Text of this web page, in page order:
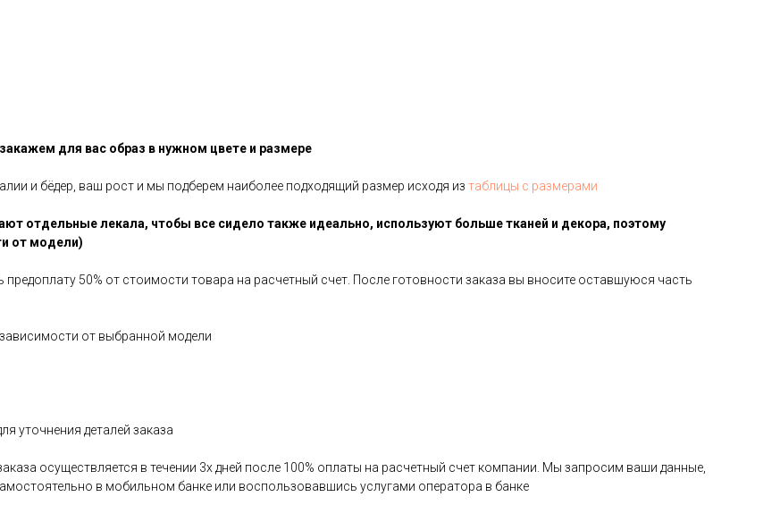
для вас образ в нужном цвете и размере
и бёдер, ваш рост и мы подберем наиболее подходящий размер исходя из таблицы с размерами
отдельные лекала, чтобы все сидело также идеально, используют больше тканей и декора, поэтому
от модели)
50% от стоимости товара на расчетный счет. После готовности заказа вы вносите оставшуюся часть
от выбранной модели
уточнения деталей заказа
осуществляется в течении 3х дней после 100% оплаты на расчетный счет компании. Мы запросим ваши данные,
в мобильном банке или воспользовавшись услугами оператора в банке